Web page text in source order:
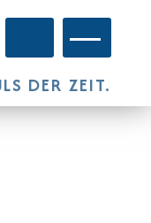
DER ZEIT.